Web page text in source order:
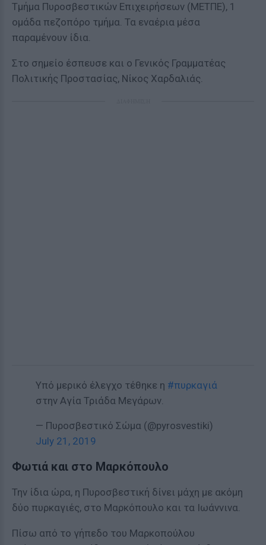
Τμήμα Πυροσβεστικών Επιχειρήσεων (ΜΕΤΠΕ), 1
ομάδα πεζοπόρο τμήμα. Τα εναέρια μέσα
παραμένουν ίδια.
Στο σημείο έσπευσε και ο Γενικός Γραμματέας
Πολιτικής Προστασίας, Νίκος Χαρδαλιάς.
Υπό μερικό έλεγχο τέθηκε η #πυρκαγιά
στην Αγία Τριάδα Μεγάρων.
— Πυροσβεστικό Σώμα (@pyrosvestiki)
July 21, 2019
Φωτιά και στο Μαρκόπουλο
Την ίδια ώρα, η Πυροσβεστική δίνει μάχη με ακόμη
δύο πυρκαγιές, στο Μαρκόπουλο και τα Ιωάννινα.
Πίσω από το γήπεδο του Μαρκοπούλου